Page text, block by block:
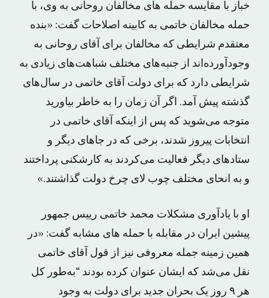
خباز با مقایسه حمله های مخالفان روحانی به وی، با
حمله مخالفان خاتمی به کابینه اصلاحات گفت: «بنده
معتقدم شرایطی که مخالفان برای آقای روحانی به
وجودآورده‌اند از جنبه‌های مختلف شباهت‌های زیادی به
شرایطی دارد که برای دولت آقای خاتمی در سال‌های
گذشته پیش آمد. اگر آن زمان را به خاطر بیاورید
متوجه می‌شوید که پس از اینکه آقای خاتمی در
انتخابات پیروز شدند، برخی که در جاهای دیگر و
ستادهای دیگر فعالیت می‌کردند به کارشکنی پرداختند
و به انحای مختلف چوب لای چرخ دولت گذاشتند.»
او با یادآوری مشکلات محمد خاتمی رییس جمهور
پیشین ایران در مقابله با حمله های مشابه گفت: «در
همین زمینه جمله معروفی نیز از قول آقای خاتمی
نقل می‌شد که ایشان عنوان کرده بودند “به‌طور کل
هر ۹ روز یک بحران جدید برای دولت به وجود